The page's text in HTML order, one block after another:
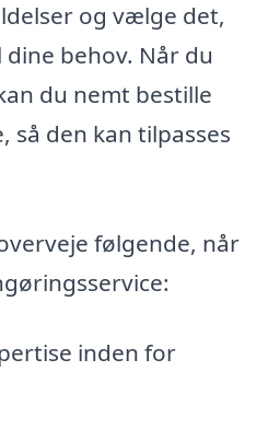
og vælge det,
behov. Når du
du nemt bestille
så den kan tilpasses
følgende, når
inden for